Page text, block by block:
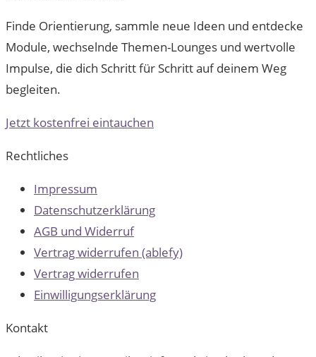
Finde Orientierung, sammle neue Ideen und entdecke
Module, wechselnde Themen-Lounges und wertvolle
Impulse, die dich Schritt für Schritt auf deinem Weg
begleiten.
Jetzt kostenfrei eintauchen
Rechtliches
Impressum
Datenschutzerklärung
AGB und Widerruf
Vertrag widerrufen (ablefy)
Vertrag widerrufen
Einwilligungserklärung
Kontakt